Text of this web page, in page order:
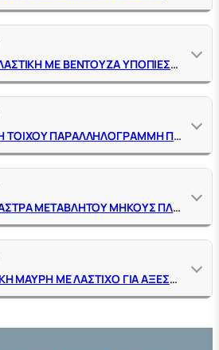
ΧΑΡΤΟΘΗΚΗ ΠΛΑΣΤΙΚΗ ΜΕ ΒΕΝΤΟΥΖΑ ΥΠΟΠΙΕΣΗΣ ΧΡΩΜΕ
ΣΑΠΟΥΝΟΘΗΚΗ ΤΟΙΧΟΥ ΠΑΡΑΛΛΗΛΟΓΡΑΜΜΗ ΠΛΑΣΤΙΚΗ ΜΕ ΔΥΟ ΒΕΝΤΟΥΖΕΣ ΥΠΟΠΙΕΣΗΣ ΧΡΩΜΕ
ΠΕΤΣΕΤΟΚΡΕΜΑΣΤΡΑ ΜΕΤΑΒΛΗΤΟΥ ΜΗΚΟΥΣ ΠΛΑΣΤΙΚΗ ΜΕ ΔΥΟ ΒΕΝΤΟΥΖΕΣ ΥΠΟΠΙΕΣΗΣ ΧΡΩΜΕ
ΑΝΤΛΙΑ ΠΛΑΣΤΙΚΗ ΜΑΥΡΗ ΜΕ ΛΑΣΤΙΧΟ ΓΙΑ ΑΞΕΣΟΥΑΡ ΥΠΟΠΙΕΣΗΣ